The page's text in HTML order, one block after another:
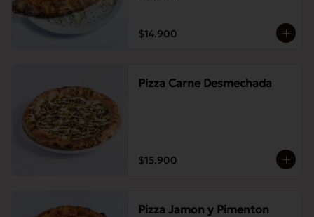
Champignones asados,
Berenjenas asadas.
$14.900
Pizza Carne Desmechada
$15.900
Pizza Jamon y Pimenton